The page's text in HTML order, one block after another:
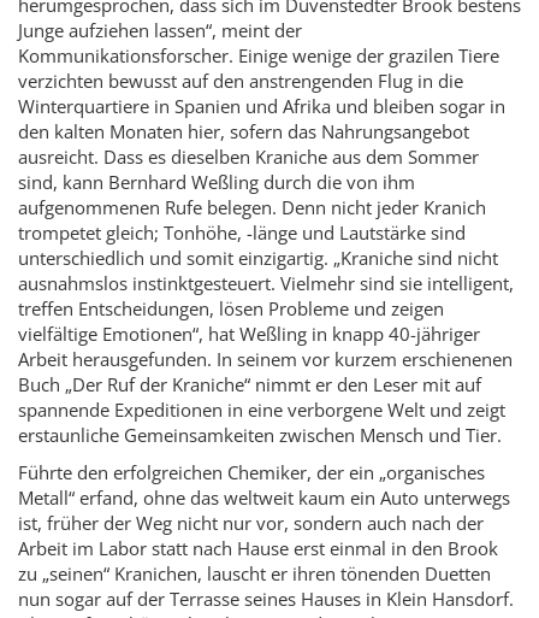
Junge aufziehen lassen“, meint der
Kommunikationsforscher. Einige wenige der grazilen Tiere
verzichten bewusst auf den anstrengenden Flug in die
Winterquartiere in Spanien und Afrika und bleiben sogar in
den kalten Monaten hier, sofern das Nahrungsangebot
ausreicht. Dass es dieselben Kraniche aus dem Sommer
sind, kann Bernhard Weßling durch die von ihm
aufgenommenen Rufe belegen. Denn nicht jeder Kranich
trompetet gleich; Tonhöhe, -länge und Lautstärke sind
unterschiedlich und somit einzigartig. „Kraniche sind nicht
ausnahmslos instinktgesteuert. Vielmehr sind sie intelligent,
treffen Entscheidungen, lösen Probleme und zeigen
vielfältige Emotionen“, hat Weßling in knapp 40-jähriger
Arbeit herausgefunden. In seinem vor kurzem erschienenen
Buch „Der Ruf der Kraniche“ nimmt er den Leser mit auf
spannende Expeditionen in eine verborgene Welt und zeigt
erstaunliche Gemeinsamkeiten zwischen Mensch und Tier.
Führte den erfolgreichen Chemiker, der ein „organisches
Metall“ erfand, ohne das weltweit kaum ein Auto unterwegs
ist, früher der Weg nicht nur vor, sondern auch nach der
Arbeit im Labor statt nach Hause erst einmal in den Brook
zu „seinen“ Kranichen, lauscht er ihren tönenden Duetten
nun sogar auf der Terrasse seines Hauses in Klein Hansdorf.